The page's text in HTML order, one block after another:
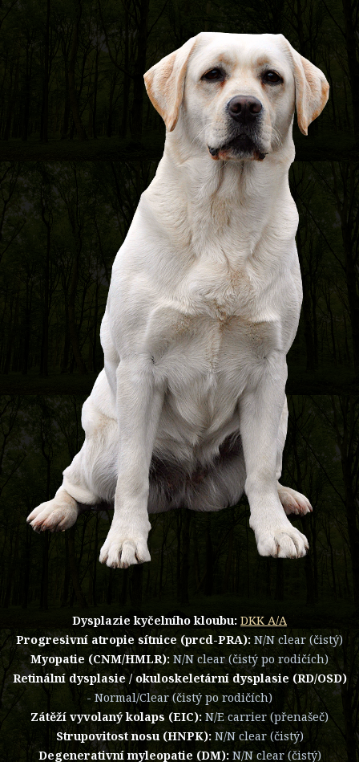
Dysplazie kyčelního kloubu: DKK A/A
Progresivní atropie sítnice (prcd-PRA): N/N clear (čistý)
Myopatie (CNM/HMLR): N/N clear (čistý po rodičích)
Retinální dysplasie / okuloskeletární dysplasie (RD/OSD)
- Normal/Clear (čistý po rodičích)
Zátěží vyvolaný kolaps (EIC): N/E carrier (přenašeč)
Strupovitost nosu (HNPK): N/N clear (čistý)
Degenerativní myleopatie (DM): N/N clear (čistý)